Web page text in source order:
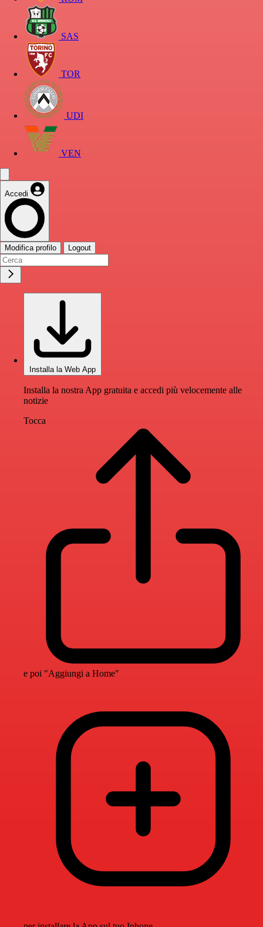
SAS
TOR
UDI
VEN
Accedi
Modifica profilo Logout
Installa la Web App
Installa la nostra App gratuita e accedi più velocemente alle
notizie
Tocca
e poi "Aggiungi a Home"